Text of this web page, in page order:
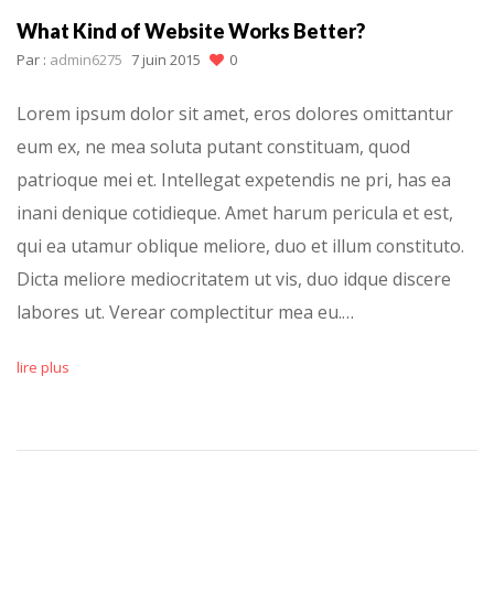
What Kind of Website Works Better?
Par : admin6275 7 juin 2015 0
Lorem ipsum dolor sit amet, eros dolores omittantur
eum ex, ne mea soluta putant constituam, quod
patrioque mei et. Intellegat expetendis ne pri, has ea
inani denique cotidieque. Amet harum pericula et est,
qui ea utamur oblique meliore, duo et illum constituto.
Dicta meliore mediocritatem ut vis, duo idque discere
labores ut. Verear complectitur mea eu.…
lire plus